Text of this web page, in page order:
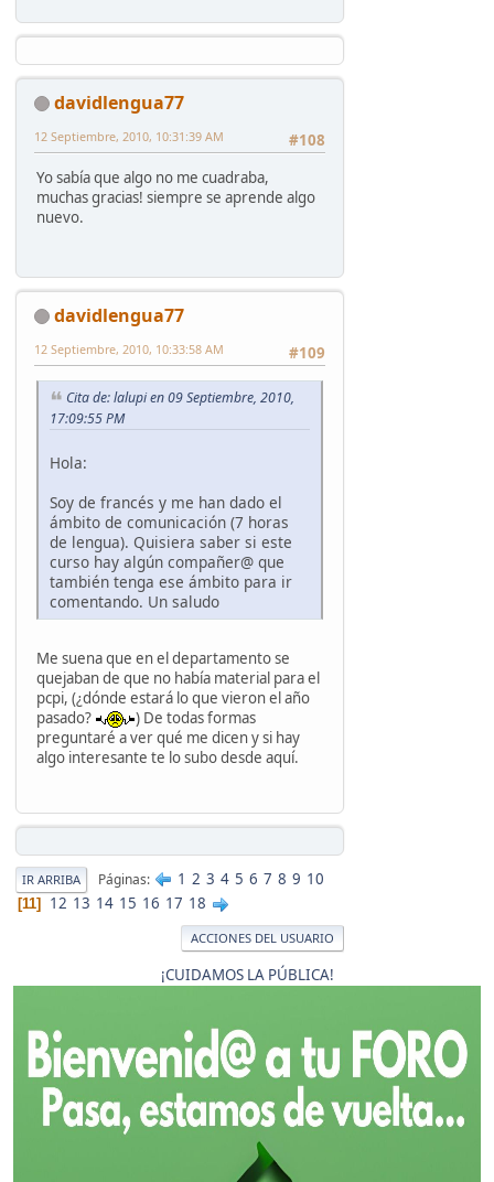
davidlengua77
#108
12 Septiembre, 2010, 10:31:39 AM
Yo sabía que algo no me cuadraba,
muchas gracias! siempre se aprende algo
nuevo.
davidlengua77
#109
12 Septiembre, 2010, 10:33:58 AM
Cita de: lalupi en 09 Septiembre, 2010,
17:09:55 PM
Hola:
Soy de francés y me han dado el
ámbito de comunicación (7 horas
de lengua). Quisiera saber si este
curso hay algún compañer@ que
también tenga ese ámbito para ir
comentando. Un saludo
Me suena que en el departamento se
quejaban de que no había material para el
pcpi, (¿dónde estará lo que vieron el año
pasado?
) De todas formas
preguntaré a ver qué me dicen y si hay
algo interesante te lo subo desde aquí.
IR ARRIBA Páginas 1 2 3 4 5 6 7 8 9 10
11 12 13 14 15 16 17 18
ACCIONES DEL USUARIO
¡CUIDAMOS LA PÚBLICA!